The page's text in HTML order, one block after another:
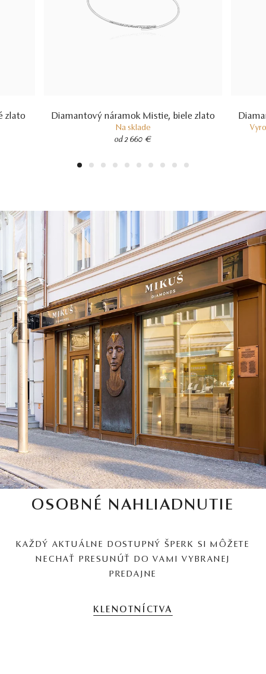
zlato Diamantový náramok Mistie, biele zlato
Na sklade
od 2 660 €
1 2 3 4 5 6 7 8 9 10
OSOBNÉ NAHLIADNUTIE
KAŽDÝ AKTUÁLNE DOSTUPNÝ ŠPERK SI MÔŽETE
NECHAŤ PRESUNÚŤ DO VAMI VYBRANEJ
PREDAJNE
KLENOTNÍCTVA